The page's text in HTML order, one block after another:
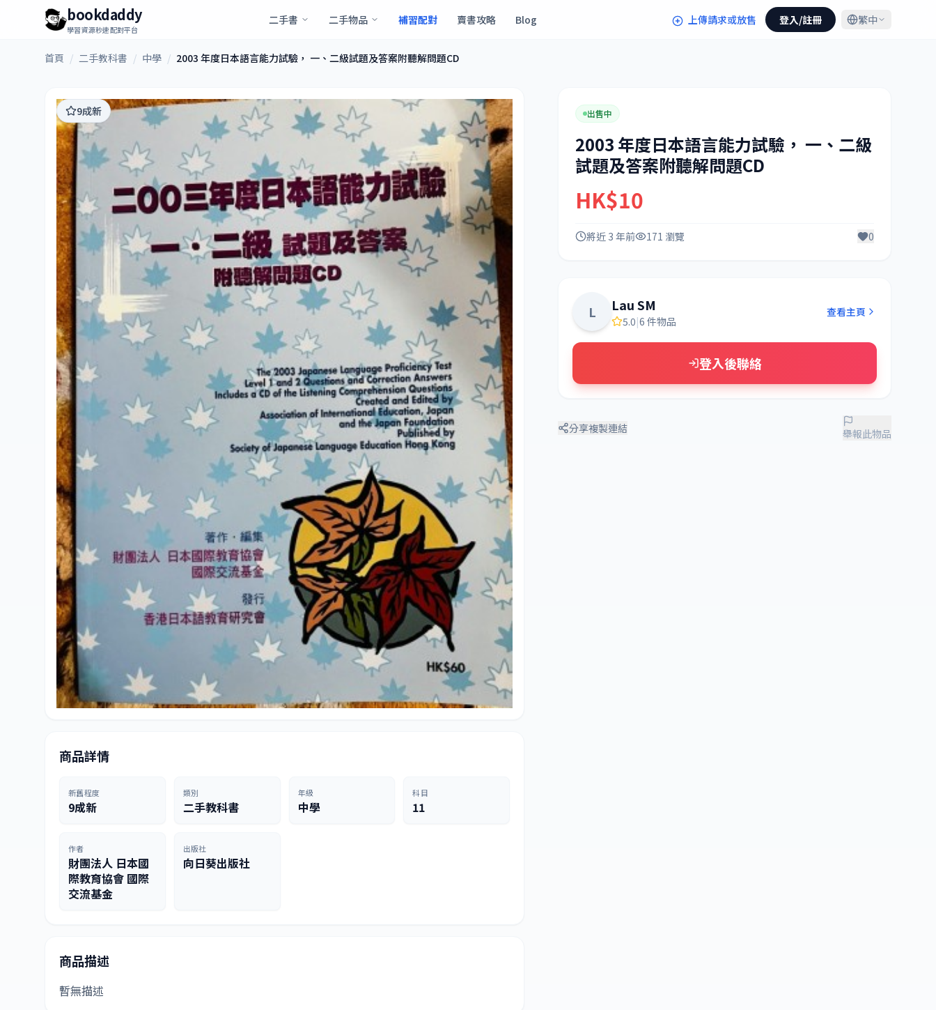
bookdaddy
學習資源秒速配對平台
二手書 二手物品 補習配對 賣書攻略 Blog 上傳請求或放售 登入/註冊 繁中
首頁 / 二手教科書 / 中學 / 2003 年度日本語言能力試驗， 一、二級試題及答案附聽解問題CD
9成新
商品詳情
新舊程度
9成新
類別
二手教科書
年級
中學
科目
11
作者
財團法人 日本國
際教育協會 國際
交流基金
出版社
向日葵出版社
商品描述
暫無描述
出售中
2003 年度日本語言能力試驗， 一、二級
試題及答案附聽解問題CD
HK$10
將近 3 年前 171 瀏覽 0
L Lau SM
5.0|6 件物品
查看主頁
登入後聯絡
分享複製連結 舉報此物品